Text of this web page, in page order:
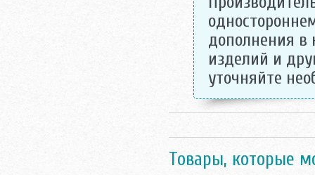
дополнения
изделий и
уточняйте
Товары, которые